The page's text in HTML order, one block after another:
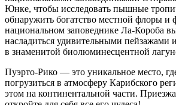
Юнке, чтобы исследовать пышные
обнаружить богатство местной флоры и
национальном заповеднике Ла-Короба
насладиться удивительными пейзажами
в знаменитой биолюминесцентной
Пуэрто-Рико — это уникальное место,
погрузиться в атмосферу Карибского
этом на континентальной части.